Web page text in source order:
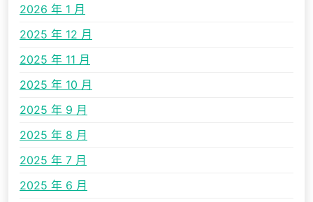
2026 年 1 月
2025 年 12 月
2025 年 11 月
2025 年 10 月
2025 年 9 月
2025 年 8 月
2025 年 7 月
2025 年 6 月